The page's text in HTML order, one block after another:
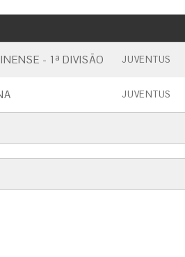
- 1ª DIVISÃO JUVENTUS
JUVENTUS